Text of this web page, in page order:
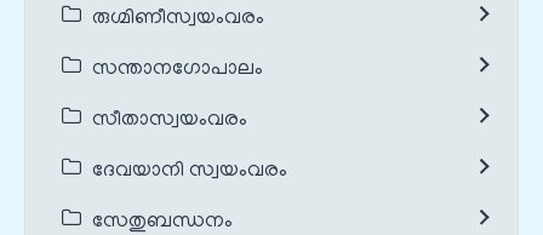
രുഗ്മിണീസ്വയംവരം
സന്താനഗോപാലം
സീതാസ്വയംവരം
ദേവയാനി സ്വയംവരം
സേതുബന്ധനം